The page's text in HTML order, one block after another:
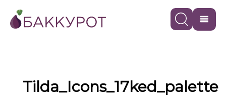
Tilda_Icons_17ked_palette